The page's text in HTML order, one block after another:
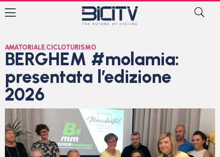
AMATORIALE,CICLOTURISMO
BERGHEM #molamia:
presentata l’edizione
2026